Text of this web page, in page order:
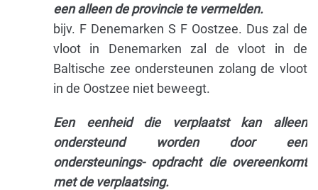
een alleen de provincie te vermelden.
bijv. F Denemarken S F Oostzee. Dus zal de
vloot in Denemarken zal de vloot in de
Baltische zee ondersteunen zolang de vloot
in de Oostzee niet beweegt.
Een eenheid die verplaatst kan alleen
ondersteund worden door een
ondersteunings- opdracht die overeenkomt
met de verplaatsing.